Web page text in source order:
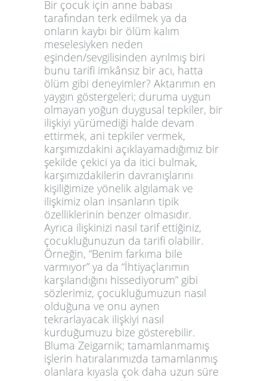
Bir çocuk için anne babası
tarafından terk edilmek ya da
onların kaybı bir ölüm kalım
meselesiyken neden
eşinden/sevgilisinden ayrılmış biri
bunu tarifi imkânsız bir acı, hatta
ölüm gibi deneyimler? Aktarımın en
yaygın göstergeleri; duruma uygun
olmayan yoğun duygusal tepkiler, bir
ilişkiyi yürümediği halde devam
ettirmek, ani tepkiler vermek,
karşımızdakini açıklayamadığımız bir
şekilde çekici ya da itici bulmak,
karşımızdakilerin davranışlarını
kişiliğimize yönelik algılamak ve
ilişkimiz olan insanların tipik
özelliklerinin benzer olmasıdır.
Ayrıca ilişkinizi nasıl tarif ettiğiniz,
çocukluğunuzun da tarifi olabilir.
Örneğin, “Benim farkıma bile
varmıyor” ya da “İhtiyaçlarımın
karşılandığını hissediyorum” gibi
sözlerimiz, çocukluğumuzun nasıl
olduğuna ve onu aynen
tekrarlayacak ilişkiyi nasıl
kurduğumuzu bize gösterebilir.
Bluma Zeigarnik; tamamlanmamış
işlerin hatıralarımızda tamamlanmış
olanlara kıyasla çok daha uzun süre